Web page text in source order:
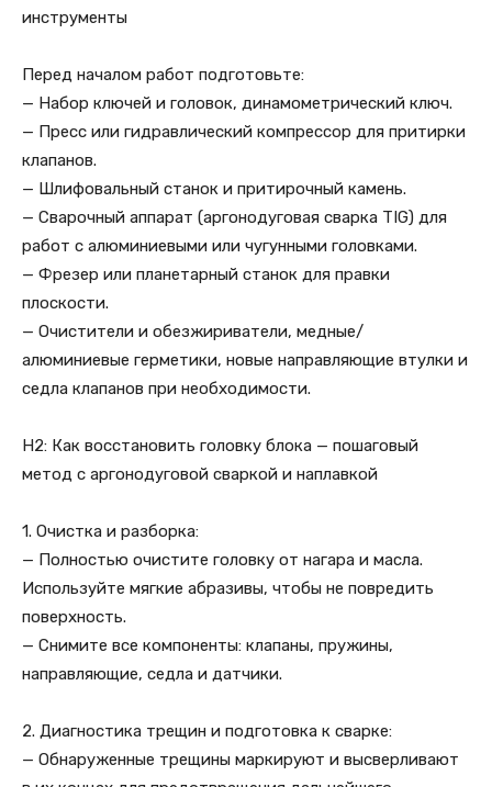
инструменты
Перед началом работ подготовьте:
— Набор ключей и головок, динамометрический ключ.
— Пресс или гидравлический компрессор для притирки
клапанов.
— Шлифовальный станок и притирочный камень.
— Сварочный аппарат (аргонодуговая сварка TIG) для
работ с алюминиевыми или чугунными головками.
— Фрезер или планетарный станок для правки
плоскости.
— Очистители и обезжириватели, медные/
алюминиевые герметики, новые направляющие втулки и
седла клапанов при необходимости.
H2: Как восстановить головку блока — пошаговый
метод с аргонодуговой сваркой и наплавкой
1. Очистка и разборка:
— Полностью очистите головку от нагара и масла.
Используйте мягкие абразивы, чтобы не повредить
поверхность.
— Снимите все компоненты: клапаны, пружины,
направляющие, седла и датчики.
2. Диагностика трещин и подготовка к сварке:
— Обнаруженные трещины маркируют и высверливают